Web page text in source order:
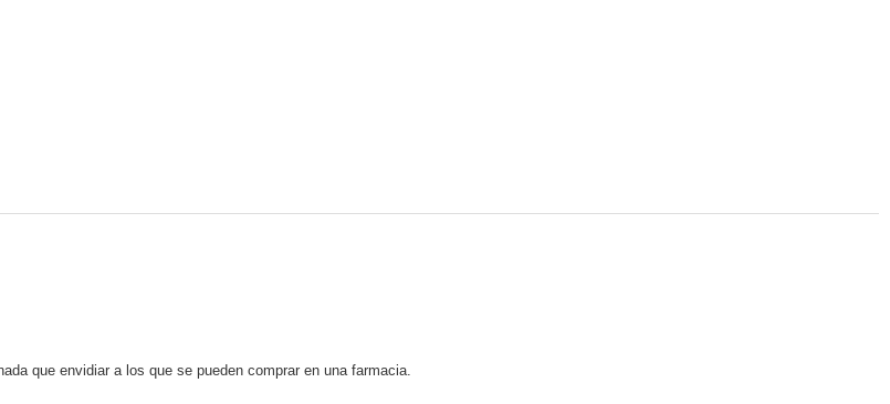
que envidiar a los que se pueden comprar en una farmacia.